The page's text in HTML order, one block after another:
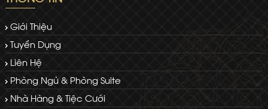
Giới Thiệu
Tuyển Dụng
Liên Hệ
Phòng Ngủ & Phòng Suite
Nhà Hàng & Tiệc Cưới